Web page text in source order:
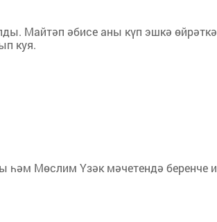
Майтәп әбисе аны күп эшкә
куя.
һәм Мөслим Үзәк мәчетендә беренче